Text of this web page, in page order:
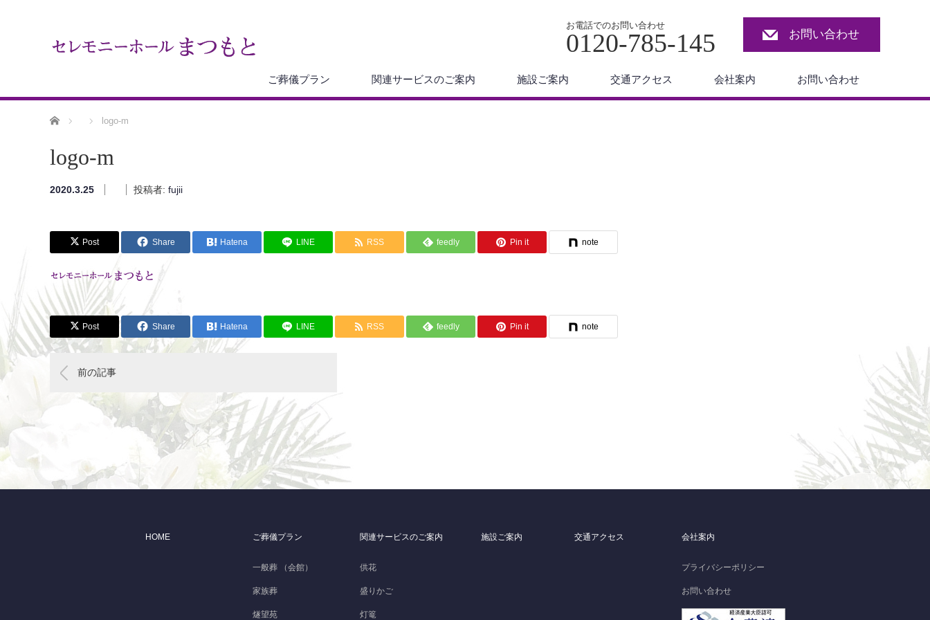
お電話でのお問い合わせ
0120-785-145 お問い合わせ
ご葬儀プラン 関連サービスのご案内 施設ご案内 交通アクセス 会社案内 お問い合わせ
ホーム logo-m
logo-m
2020.3.25 投稿者: fujii
Post Share Hatena LINE RSS feedly Pin it note
Post Share Hatena LINE RSS feedly Pin it note
前の記事
HOME ご葬儀プラン
一般葬 （会館）
家族葬
燧望苑
関連サービスのご案内
供花
盛りかご
灯篭
施設ご案内 交通アクセス 会社案内
プライバシーポリシー
お問い合わせ